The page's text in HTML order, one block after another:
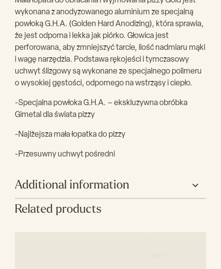
wykonana z anodyzowanego aluminium ze specjalną
powłoką G.H.A. (Golden Hard Anodizing), która sprawia,
że jest odporna i lekka jak piórko. Głowica jest
perforowana, aby zmniejszyć tarcie, ilość nadmiaru mąki
i wagę narzędzia. Podstawa rękojeści i tymczasowy
uchwyt ślizgowy są wykonane ze specjalnego polimeru
o wysokiej gęstości, odpornego na wstrząsy i ciepło.
-Specjalna powłoka G.H.A. – ekskluzywna obróbka
Gimetal dla świata pizzy
-Najlżejsza mała łopatka do pizzy
-Przesuwny uchwyt pośredni
Additional information
Producent Gimetal
Related products